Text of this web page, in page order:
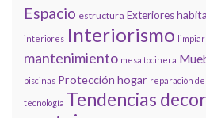
Espacio estructura Exteriores
interiores Interiorismo limpiar
mantenimiento mesa tocinera
piscinas Protección hogar reparación
tecnología Tendencias